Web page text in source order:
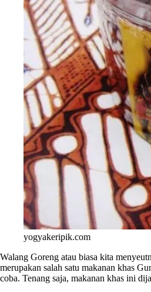
yogyakeripik.com
Walang Goreng atau biasa kita
merupakan salah satu makanan khas
coba. Tenang saja, makanan khas ini